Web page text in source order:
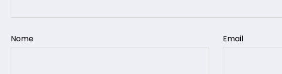
Nome Email